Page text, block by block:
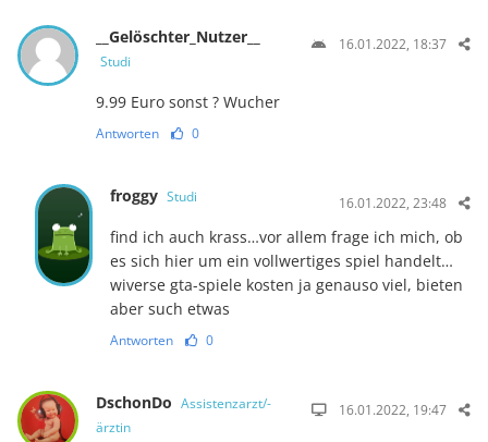
__Gelöschter_Nutzer__
Studi
16.01.2022, 18:37
9.99 Euro sonst ? Wucher
Antworten 0
froggy Studi 16.01.2022, 23:48
find ich auch krass…vor allem frage ich mich, ob
es sich hier um ein vollwertiges spiel handelt…
wiverse gta-spiele kosten ja genauso viel, bieten
aber such etwas
Antworten 0
DschonDo Assistenzarzt/-
ärztin
16.01.2022, 19:47